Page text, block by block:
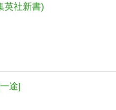
英社新書)
途]